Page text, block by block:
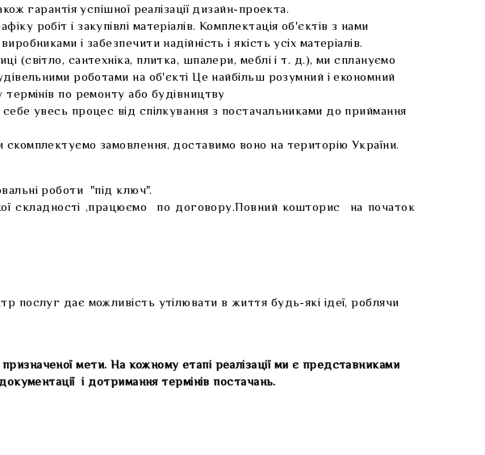
гарантія успішної реалізації дизайн-проекта.
робіт і закупівлі матеріалів. Комплектація об'єктів з нами
і забезпечити надійність і якість усіх матеріалів.
(світло, сантехніка, плитка, шпалери, меблі і т. д.), ми сплануємо
роботами на об'єкті Це найбільш розумний і економний
по ремонту або будівництву
увесь процес від спілкування з постачальниками до приймання
замовлення, доставимо воно на територію України.
роботи "під ключ".
складності ,працюємо по договору.Повний кошторис на початок
послуг дає можливість утілювати в життя будь-які ідеї, роблячи
мети. На кожному етапі реалізації ми є представниками
і дотримання термінів постачань.